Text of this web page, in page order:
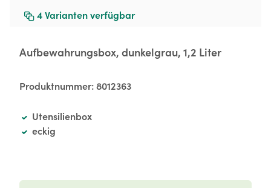
4 Varianten verfügbar
Aufbewahrungsbox, dunkelgrau, 1,2 Liter
Produktnummer:8012363
Utensilienbox
eckig